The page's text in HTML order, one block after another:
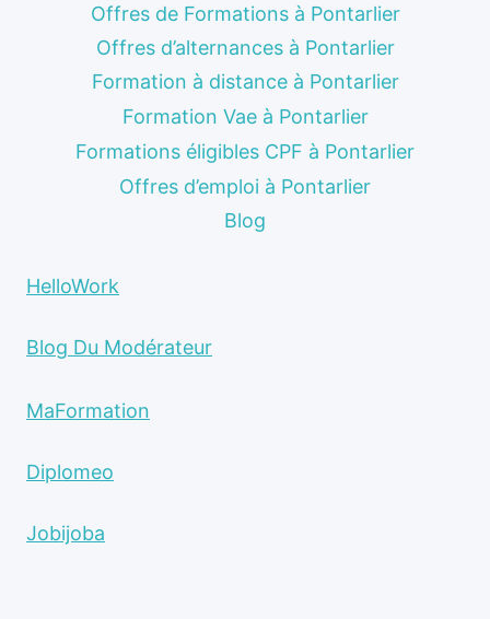
Offres de Formations à Pontarlier
Offres d’alternances à Pontarlier
Formation à distance à Pontarlier
Formation Vae à Pontarlier
Formations éligibles CPF à Pontarlier
Offres d’emploi à Pontarlier
Blog
HelloWork
Blog Du Modérateur
MaFormation
Diplomeo
Jobijoba